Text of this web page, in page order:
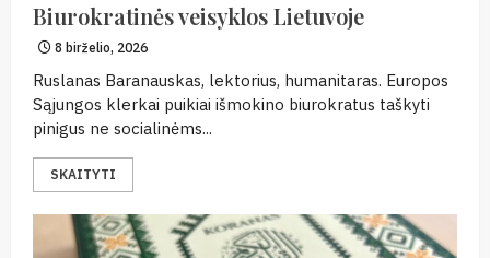
Biurokratinės veisyklos Lietuvoje
8 birželio, 2026
Ruslanas Baranauskas, lektorius, humanitaras. Europos
Sąjungos klerkai puikiai išmokino biurokratus taškyti
pinigus ne socialinėms...
SKAITYTI